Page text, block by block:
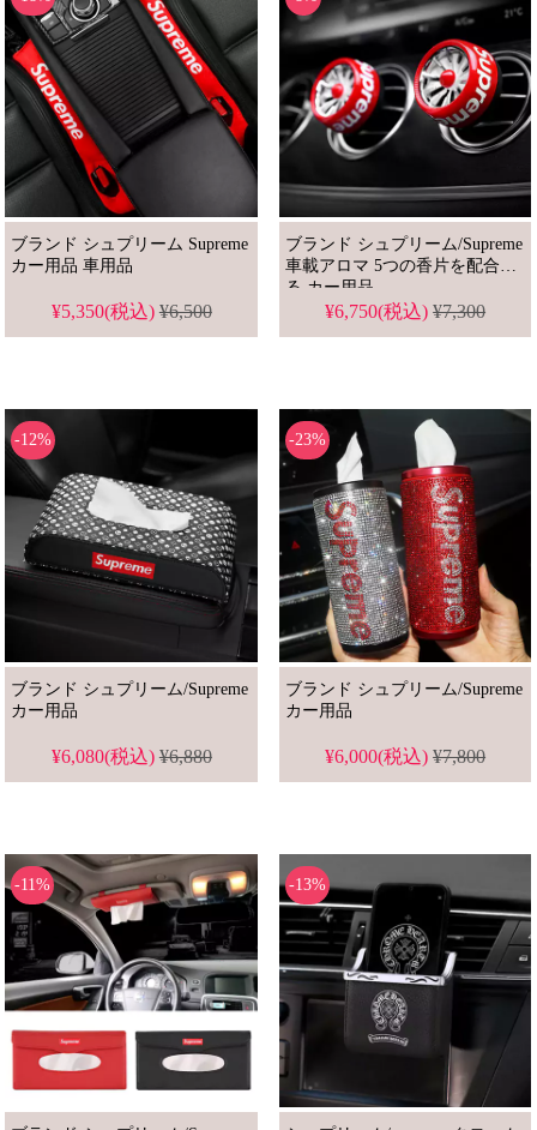
ブランド シュプリーム Supreme
カー用品 車用品
¥5,350(税込)¥6,500
ブランド シュプリーム/Supreme
車載アロマ 5つの香片を配合す
る カー用品
¥6,750(税込)¥7,300
-12%
ブランド シュプリーム/Supreme
カー用品
¥6,080(税込)¥6,880
-23%
ブランド シュプリーム/Supreme
カー用品
¥6,000(税込)¥7,800
-11% -13%